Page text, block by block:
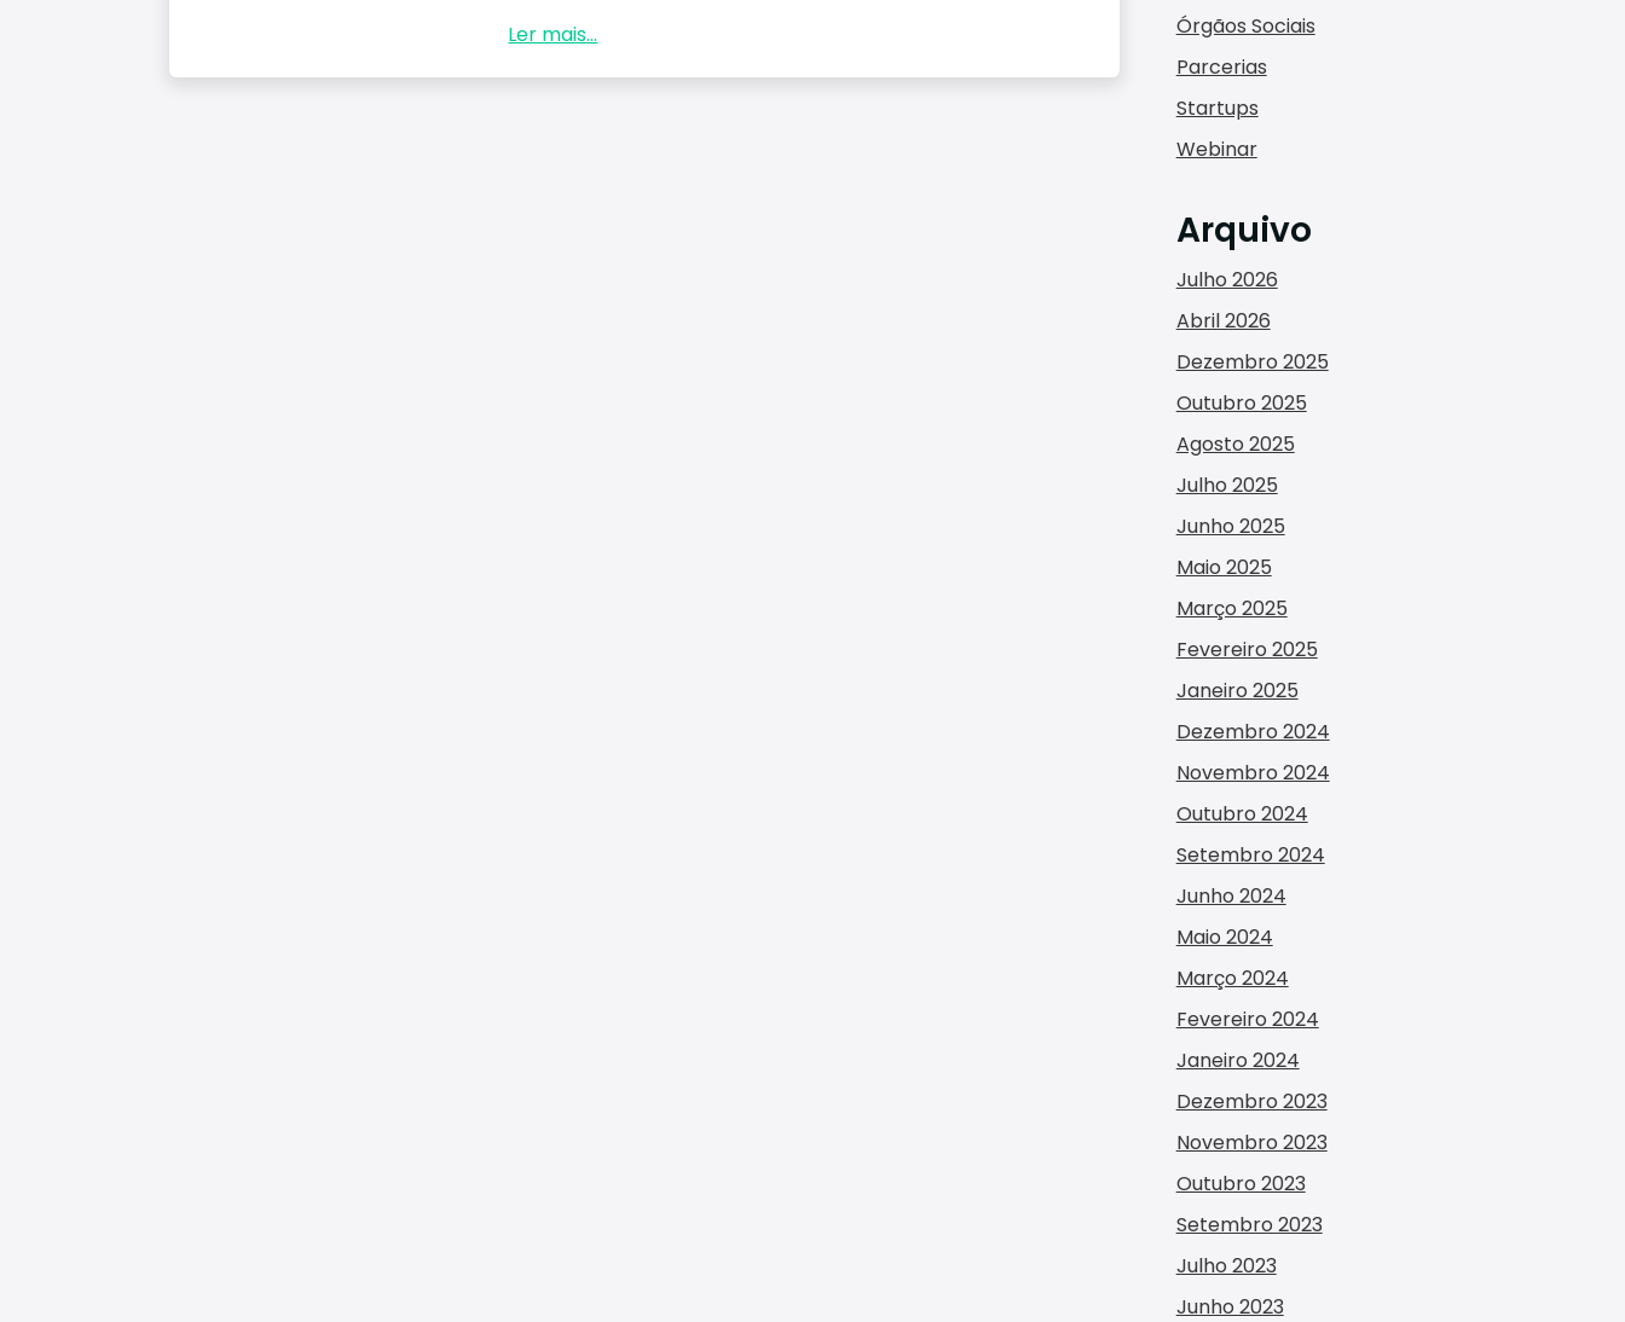
Ler mais...
Órgãos Sociais
Parcerias
Startups
Webinar
Arquivo
Julho 2026
Abril 2026
Dezembro 2025
Outubro 2025
Agosto 2025
Julho 2025
Junho 2025
Maio 2025
Março 2025
Fevereiro 2025
Janeiro 2025
Dezembro 2024
Novembro 2024
Outubro 2024
Setembro 2024
Junho 2024
Maio 2024
Março 2024
Fevereiro 2024
Janeiro 2024
Dezembro 2023
Novembro 2023
Outubro 2023
Setembro 2023
Julho 2023
Junho 2023